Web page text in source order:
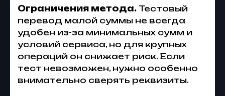
Ограничения метода. Тестовый
перевод малой суммы не всегда
удобен из-за минимальных сумм и
условий сервиса, но для крупных
операций он снижает риск. Если
тест невозможен, нужно особенно
внимательно сверять реквизиты.